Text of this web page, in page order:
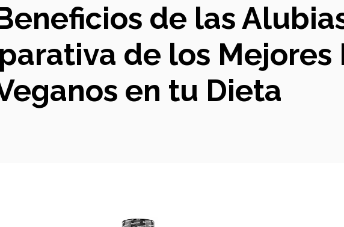
de las
de los Mejores
en tu Dieta